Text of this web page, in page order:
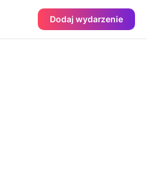
Dodaj wydarzenie